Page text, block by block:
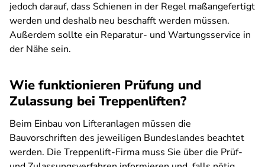
jedoch darauf, dass Schienen in der Regel maßangefertigt
werden und deshalb neu beschafft werden müssen.
Außerdem sollte ein Reparatur- und Wartungsservice in
der Nähe sein.
Wie funktionieren Prüfung und
Zulassung bei Treppenliften?
Beim Einbau von Lifteranlagen müssen die
Bauvorschriften des jeweiligen Bundeslandes beachtet
werden. Die Treppenlift-Firma muss Sie über die Prüf-